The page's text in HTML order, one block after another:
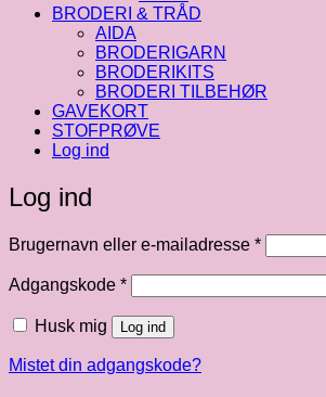
BRODERI & TRÅD
AIDA
BRODERIGARN
BRODERIKITS
BRODERI TILBEHØR
GAVEKORT
STOFPRØVE
Log ind
Log ind
Brugernavn eller e-mailadresse *Påkrævet
Adgangskode *Påkrævet
Husk mig Log ind
Mistet din adgangskode?